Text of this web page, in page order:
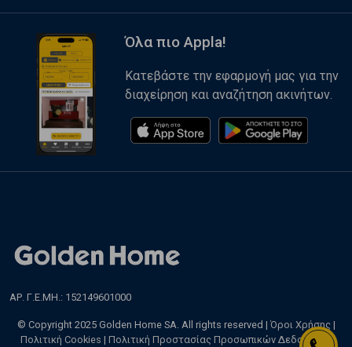
Όλα πιο Appla!
Κατεβάστε την εφαρμογή μας για την
διαχείρηση και αναζήτηση ακινήτων.
ΑΡ. Γ.Ε.ΜΗ.: 152149601000
© Copyright 2025 Golden Home SA. All rights reserved | Όροι Χρήσης |
Πολιτική Cookies | Πολιτική Προστασίας Προσωπικών Δεδομένων